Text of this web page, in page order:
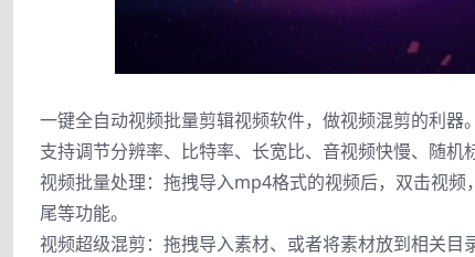
一键全自动视频批量剪辑视频软件，做视频混剪的利器。
支持调节分辨率、比特率、长宽比、音视频快慢、随机
视频批量处理：拖拽导入mp4格式的视频后，双击视
尾等功能。
视频超级混剪：拖拽导入素材、或者将素材放到相关